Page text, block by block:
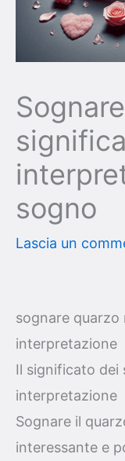
sogno
Lascia un
sognare
interpretazione
Il significato dei
interpretazione
Sognare il
interessante e